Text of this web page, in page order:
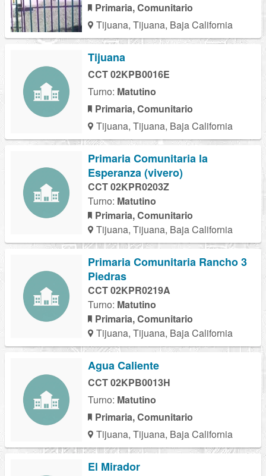
Primaria, Comunitario
Tijuana, Tijuana, Baja California
Tijuana
CCT 02KPB0016E
Turno: Matutino
Primaria, Comunitario
Tijuana, Tijuana, Baja California
Primaria Comunitaria la
Esperanza (vivero)
CCT 02KPR0203Z
Turno: Matutino
Primaria, Comunitario
Tijuana, Tijuana, Baja California
Primaria Comunitaria Rancho 3
Piedras
CCT 02KPR0219A
Turno: Matutino
Primaria, Comunitario
Tijuana, Tijuana, Baja California
Agua Caliente
CCT 02KPB0013H
Turno: Matutino
Primaria, Comunitario
Tijuana, Tijuana, Baja California
El Mirador